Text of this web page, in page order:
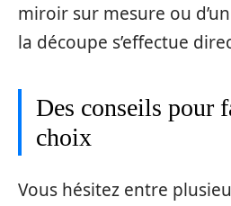
miroir sur mesure ou
la découpe s’effectue
Des conseils pour
choix
Vous hésitez entre